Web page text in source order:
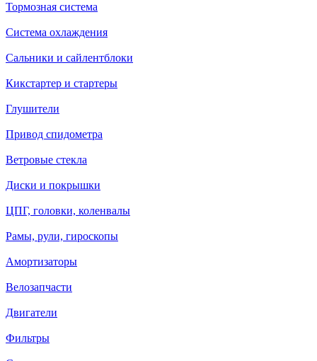
Тормозная система
Система охлаждения
Сальники и сайлентблоки
Кикстартер и стартеры
Глушители
Привод спидометра
Ветровые стекла
Диски и покрышки
ЦПГ, головки, коленвалы
Рамы, рули, гироскопы
Амортизаторы
Велозапчасти
Двигатели
Фильтры